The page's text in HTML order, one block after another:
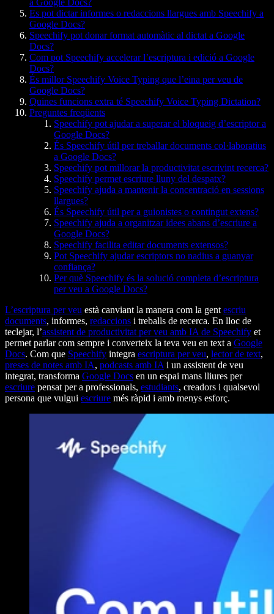
Es pot dictar informes o redaccions llargues amb Speechify a
Google Docs?
Speechify pot donar format automàtic al dictat a Google
Docs?
Com pot Speechify accelerar l’escriptura i edició a Google
Docs?
És millor Speechify Voice Typing que l’eina per veu de
Google Docs?
Quines funcions extra té Speechify Voice Typing Dictation?
Preguntes freqüents
Speechify pot ajudar a superar el bloqueig d’escriptor a
Google Docs?
És Speechify útil per treballar documents col·laboratius
a Google Docs?
Speechify pot millorar la productivitat escrivint recerca?
Speechify permet escriure lluny del despatx?
Speechify ajuda a mantenir la concentració en sessions
llargues?
És Speechify útil per a guionistes o contingut extens?
Speechify ajuda a organitzar idees abans d’escriure a
Google Docs?
Speechify facilita editar documents extensos?
Pot Speechify ajudar escriptors no nadius a guanyar
confiança?
Per què Speechify és la solució completa d’escriptura
per veu a Google Docs?
L’escriptura per veu està canviant la manera com la gent escriu
documents, informes, redaccions i treballs de recerca. En lloc de
teclejar, l’assistent de productivitat per veu amb IA de Speechify et
permet parlar com sempre i converteix la teva veu en text a Google
Docs. Com que Speechify integra escriptura per veu, lector de text,
preses de notes amb IA, podcasts amb IA i un assistent de veu
integrat, transforma Google Docs en un espai mans lliures per
escriure pensat per a professionals, estudiants, creadors i qualsevol
persona que vulgui escriure més ràpid i amb menys esforç.